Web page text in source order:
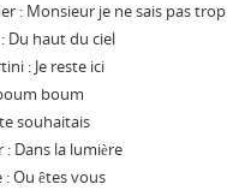
: Monsieur je ne sais pas trop
Du haut du ciel
: Je reste ici
boum
souhaitais
: Dans la lumière
: Ou êtes vous